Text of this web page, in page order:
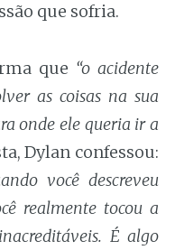
que sofria.
que “o acidente
as coisas na sua
onde ele queria ir a
Dylan confessou:
você descreveu
realmente tocou a
É algo